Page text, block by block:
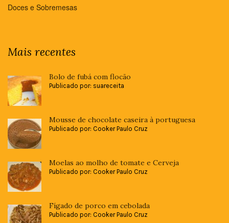
Doces e Sobremesas
Mais recentes
Bolo de fubá com flocão
Publicado por: suareceita
Mousse de chocolate caseira à portuguesa
Publicado por: Cooker Paulo Cruz
Moelas ao molho de tomate e Cerveja
Publicado por: Cooker Paulo Cruz
Fígado de porco em cebolada
Publicado por: Cooker Paulo Cruz